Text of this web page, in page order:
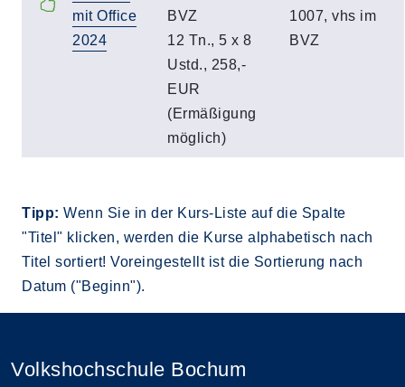
mit Office
2024
BVZ
12 Tn., 5 x 8
Ustd., 258,-
EUR
(Ermäßigung
möglich)
1007, vhs im
BVZ
Tipp: Wenn Sie in der Kurs-Liste auf die Spalte
"Titel" klicken, werden die Kurse alphabetisch nach
Titel sortiert! Voreingestellt ist die Sortierung nach
Datum ("Beginn").
Volkshochschule Bochum